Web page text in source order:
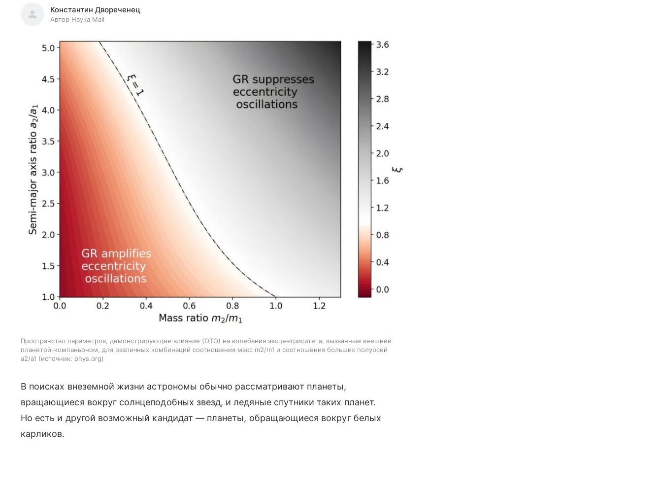
Константин Двореченец
Автор Наука Mail
Пространство параметров, демонстрирующее влияние (ОТО) на колебания эксцентриситета, вызванные внешней
планетой-компаньоном, для различных комбинаций соотношения масс m2/m1 и соотношения больших полуосей
a2/a1
источник: phys.org
В поисках внеземной жизни астрономы обычно рассматривают планеты,
вращающиеся вокруг солнцеподобных звезд, и ледяные спутники таких планет.
Но есть и другой возможный кандидат — планеты, обращающиеся вокруг белых
карликов.